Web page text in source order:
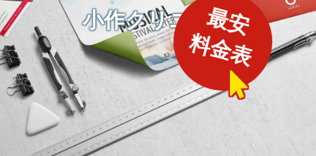
小作クリニック
最安
料金表